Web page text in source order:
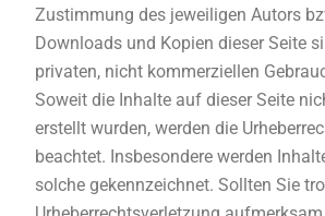
Zustimmung des jeweiligen Autors
Downloads und Kopien dieser Seite
privaten, nicht kommerziellen
Soweit die Inhalte auf dieser Seite
erstellt wurden, werden die
beachtet. Insbesondere werden
solche gekennzeichnet. Sollten Sie